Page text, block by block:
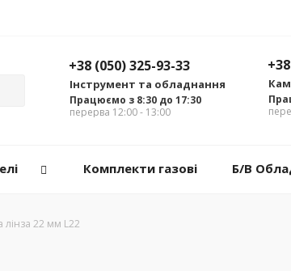
+38 (050) 325-93-33
Інструмент та обладнання
Працюємо з 8:30 до 17:30
перерва 12:00 - 13:00
Комплекти газові Б/В
лінза 22 мм L22